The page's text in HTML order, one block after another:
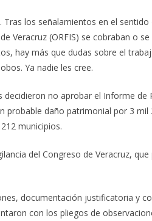
los señalamientos en el
Veracruz (ORFIS) se cobraban o
hay más que dudas sobre el
Ya nadie les cree.
no aprobar el Informe de
probable daño patrimonial por 3 mil
municipios.
del Congreso de Veracruz,
documentación justificatoria y
con los pliegos de